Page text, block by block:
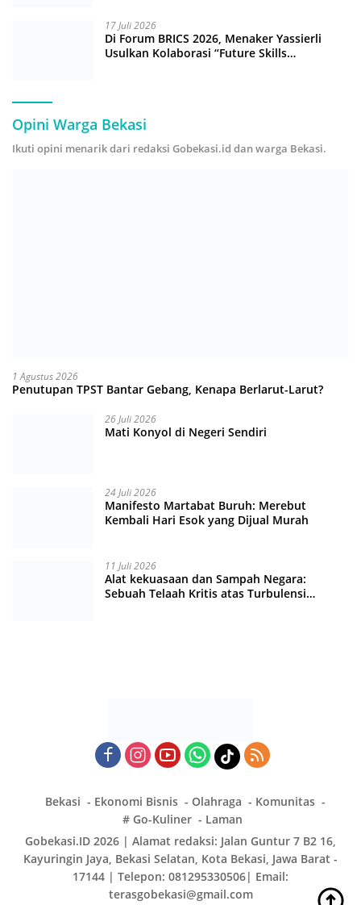
17 Juli 2026
Di Forum BRICS 2026, Menaker Yassierli
Usulkan Kolaborasi “Future Skills
Opini Warga Bekasi
Ikuti opini menarik dari redaksi Gobekasi.id dan warga Bekasi.
1 Agustus 2026
Penutupan TPST Bantar Gebang, Kenapa Berlarut-Larut?
26 Juli 2026
Mati Konyol di Negeri Sendiri
24 Juli 2026
Manifesto Martabat Buruh: Merebut
Kembali Hari Esok yang Dijual Murah
11 Juli 2026
Alat kekuasaan dan Sampah Negara:
Sebuah Telaah Kritis atas Turbulensi
Bekasi Ekonomi Bisnis Olahraga
Komunitas
# Go-Kuliner
Laman
Gobekasi.ID 2026 | Alamat redaksi: Jalan Guntur 7 B2 16,
Kayuringin Jaya, Bekasi Selatan, Kota Bekasi, Jawa Barat -
17144 | Telepon: 081295330506| Email:
terasgobekasi@gmail.com